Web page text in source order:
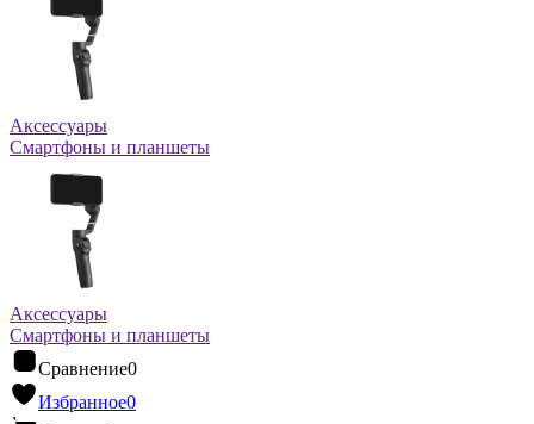
Аксессуары
Смартфоны и планшеты
Аксессуары
Смартфоны и планшеты
Сравнение0
Избранное0